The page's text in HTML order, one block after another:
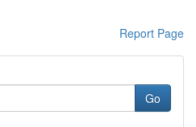
Report Page
Go